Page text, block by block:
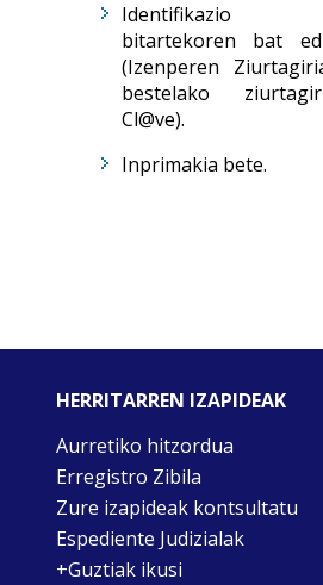
Identifikazio
bitartekoren bat
(Izenperen
bestelako
Cl@ve).
Inprimakia bete.
HERRITARREN IZAPIDEAK
Aurretiko hitzordua
Erregistro Zibila
Zure izapideak kontsultatu
Espediente Judizialak
+Guztiak ikusi